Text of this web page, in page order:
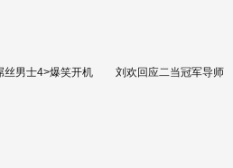
丝男士4>爆笑开机 刘欢回应二当冠军导师